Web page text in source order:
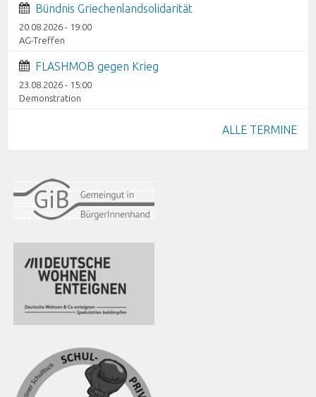
Bündnis Griechenlandsolidarität
20.08.2026 - 19:00
AG-Treffen
FLASHMOB gegen Krieg
23.08.2026 - 15:00
Demonstration
ALLE TERMINE